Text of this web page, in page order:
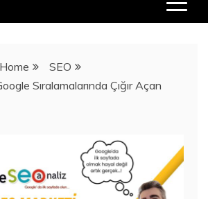
Home
SEO
Sıralamalarında Çığır Açan